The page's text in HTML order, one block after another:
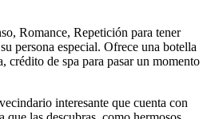
Romance, Repetición para tener
persona especial. Ofrece una botella
crédito de spa para pasar un momento
interesante que cuenta con